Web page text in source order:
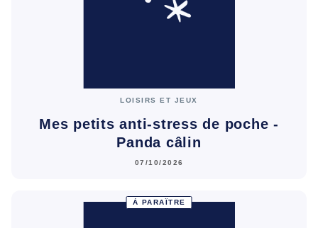
LOISIRS ET JEUX
Mes petits anti-stress de poche -
Panda câlin
07/10/2026
À PARAÎTRE